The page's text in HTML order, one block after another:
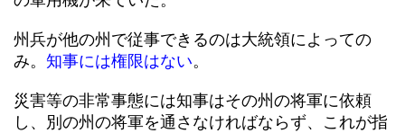
州兵が他の州で従事できるのは大統領によっての
み。 知事には権限はない。
災害等の非常事態には知事はその州の将軍に依頼
し、別の州の将軍を通さなければならず、これが指